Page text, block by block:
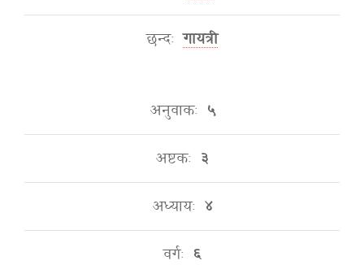
छन्दः गायत्री
अनुवाकः ५
अष्टकः ३
अध्यायः ४
वर्गः ६